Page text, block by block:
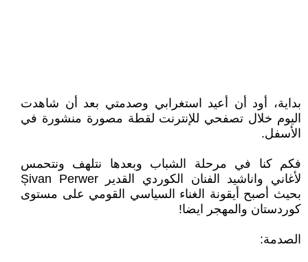
بداية، أود أن أعيد استغرابي وصدمتي بعد أن شاهدت
اليوم خلال تصفحي للإنترنت لقطة مصورة منشورة في
الأسفل.
فكم كنا في مرحلة الشباب وبعدها نتلهف ونتحمس
لأغاني واناشيد الفنان الكوردي القدير Șivan Perwer
بحيث أصبح أيقونة الغناء السياسي القومي على مستوى
كوردستان والمهجر ايضا!
الصدمة: